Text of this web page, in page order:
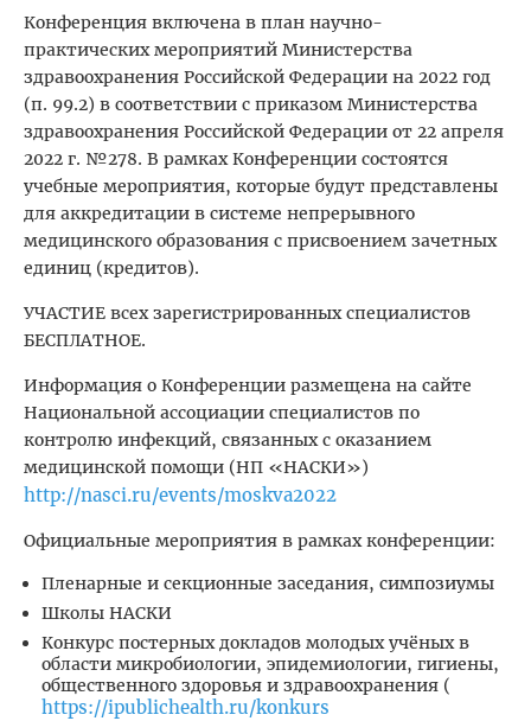
Конференция включена в план научно-
практических мероприятий Министерства
здравоохранения Российской Федерации на 2022 год
(п. 99.2) в соответствии с приказом Министерства
здравоохранения Российской Федерации от 22 апреля
2022 г. №278. В рамках Конференции состоятся
учебные мероприятия, которые будут представлены
для аккредитации в системе непрерывного
медицинского образования с присвоением зачетных
единиц (кредитов).
УЧАСТИЕ всех зарегистрированных специалистов
БЕСПЛАТНОЕ.
Информация о Конференции размещена на сайте
Национальной ассоциации специалистов по
контролю инфекций, связанных с оказанием
медицинской помощи (НП «НАСКИ»)
http://nasci.ru/events/moskva2022
Официальные мероприятия в рамках конференции:
Пленарные и секционные заседания, симпозиумы
Школы НАСКИ
Конкурс постерных докладов молодых учёных в
области микробиологии, эпидемиологии, гигиены,
общественного здоровья и здравоохранения (
https://ipublichealth.ru/konkurs